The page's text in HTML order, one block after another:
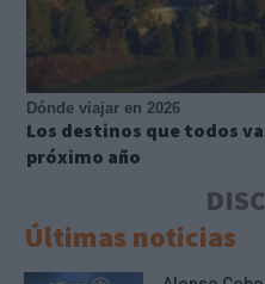
Dónde viajar en 2026
Los destinos que todos
próximo año
Últimas noticias